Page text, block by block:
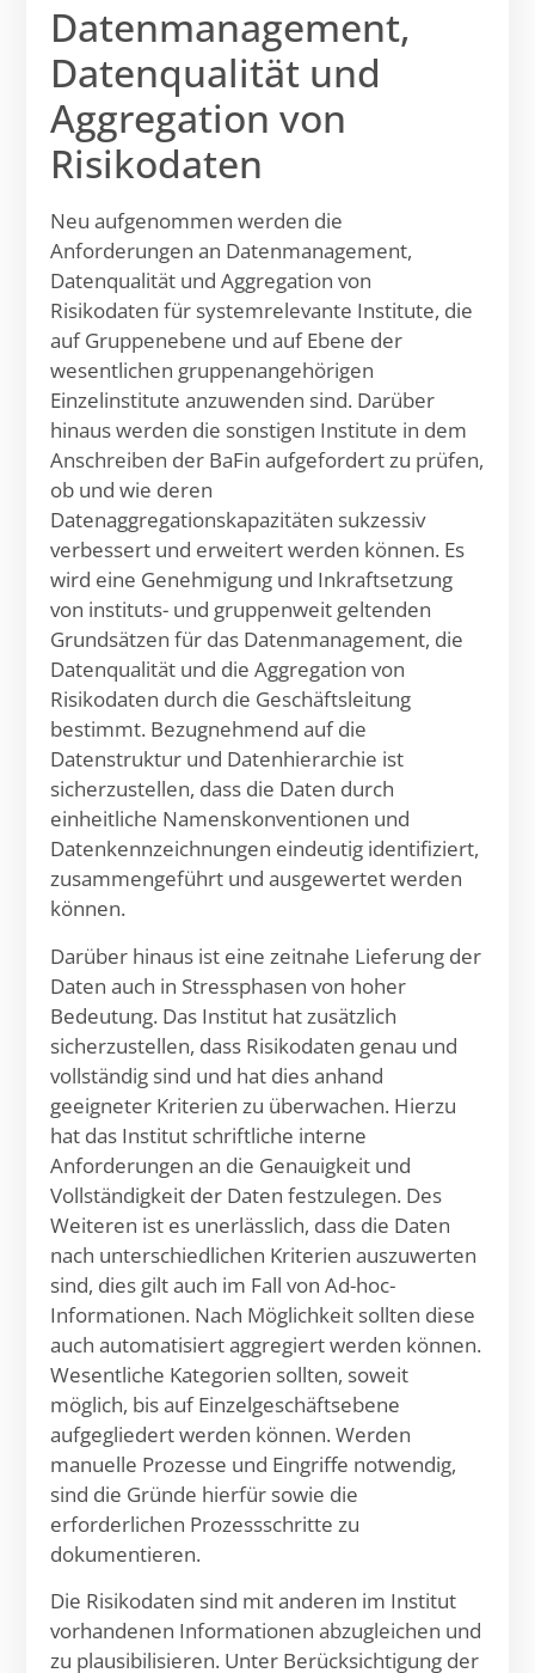
Datenmanagement,
Datenqualität und
Aggregation von
Risikodaten
Neu aufgenommen werden die
Anforderungen an Datenmanagement,
Datenqualität und Aggregation von
Risikodaten für systemrelevante Institute, die
auf Gruppenebene und auf Ebene der
wesentlichen gruppenangehörigen
Einzelinstitute anzuwenden sind. Darüber
hinaus werden die sonstigen Institute in dem
Anschreiben der BaFin aufgefordert zu prüfen,
ob und wie deren
Datenaggregationskapazitäten sukzessiv
verbessert und erweitert werden können. Es
wird eine Genehmigung und Inkraftsetzung
von instituts- und gruppenweit geltenden
Grundsätzen für das Datenmanagement, die
Datenqualität und die Aggregation von
Risikodaten durch die Geschäftsleitung
bestimmt. Bezugnehmend auf die
Datenstruktur und Datenhierarchie ist
sicherzustellen, dass die Daten durch
einheitliche Namenskonventionen und
Datenkennzeichnungen eindeutig identifiziert,
zusammengeführt und ausgewertet werden
können.
Darüber hinaus ist eine zeitnahe Lieferung der
Daten auch in Stressphasen von hoher
Bedeutung. Das Institut hat zusätzlich
sicherzustellen, dass Risikodaten genau und
vollständig sind und hat dies anhand
geeigneter Kriterien zu überwachen. Hierzu
hat das Institut schriftliche interne
Anforderungen an die Genauigkeit und
Vollständigkeit der Daten festzulegen. Des
Weiteren ist es unerlässlich, dass die Daten
nach unterschiedlichen Kriterien auszuwerten
sind, dies gilt auch im Fall von Ad-hoc-
Informationen. Nach Möglichkeit sollten diese
auch automatisiert aggregiert werden können.
Wesentliche Kategorien sollten, soweit
möglich, bis auf Einzelgeschäftsebene
aufgegliedert werden können. Werden
manuelle Prozesse und Eingriffe notwendig,
sind die Gründe hierfür sowie die
erforderlichen Prozessschritte zu
dokumentieren.
Die Risikodaten sind mit anderen im Institut
vorhandenen Informationen abzugleichen und
zu plausibilisieren. Unter Berücksichtigung der